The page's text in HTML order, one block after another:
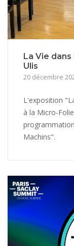
La Vie
Ulis
20 décembre
L'exposition
à la Micro-
Machins".